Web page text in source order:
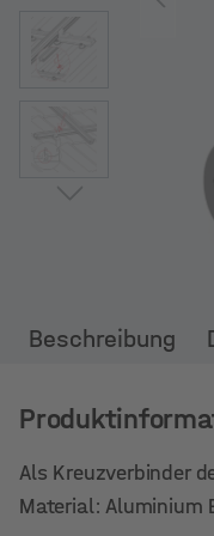
Beschreibung
Als Kreuzverbinder
Material: Aluminium